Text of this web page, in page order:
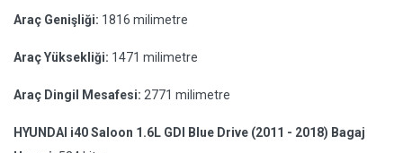
Araç Genişliği: 1816 milimetre
Araç Yüksekliği: 1471 milimetre
Araç Dingil Mesafesi: 2771 milimetre
HYUNDAI i40 Saloon 1.6L GDI Blue Drive (2011 - 2018) Bagaj